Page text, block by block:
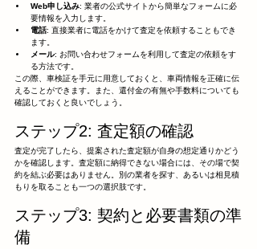
Web申し込み: 業者の公式サイトから簡単なフォームに必
要情報を入力します。
電話: 直接業者に電話をかけて査定を依頼することもでき
ます。
メール: お問い合わせフォームを利用して査定の依頼をす
る方法です。
この際、車検証を手元に用意しておくと、車両情報を正確に伝
えることができます。また、還付金の有無や手数料についても
確認しておくと良いでしょう。
ステップ2: 査定額の確認
査定が完了したら、提案された査定額が自身の想定通りかどう
かを確認します。査定額に納得できない場合には、その場で契
約を結ぶ必要はありません。別の業者を探す、あるいは相見積
もりを取ることも一つの選択肢です。
ステップ3: 契約と必要書類の準
備